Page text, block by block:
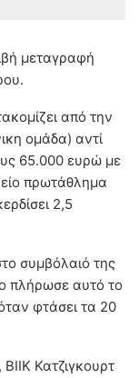
μεταγραφή
από την
ομάδα) αντί
65.000 ευρώ με
πρωτάθλημα
2,5
συμβόλαιό της
πλήρωσε αυτό το
φτάσει τα 20
Κατζιγκουρτ